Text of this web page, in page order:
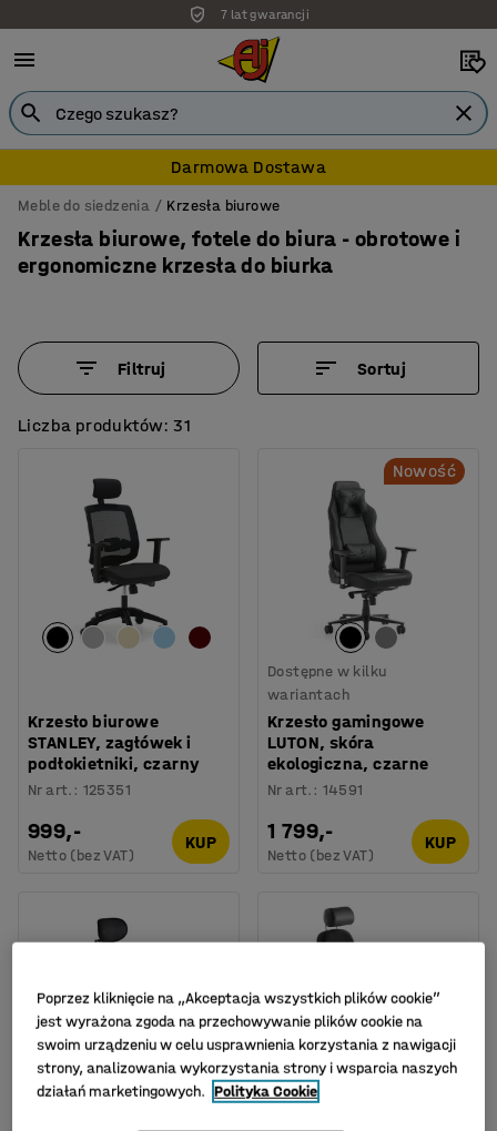
7 lat gwarancji
Darmowa Dostawa
Meble do siedzenia Krzesła biurowe
Krzesła biurowe, fotele do biura - obrotowe i
ergonomiczne krzesła do biurka
Filtruj Sortuj
Liczba produktów: 31
Krzesło biurowe
STANLEY, zagłówek i
podłokietniki, czarny
Nr art. : 125351
999,-
Netto (bez VAT)
KUP
Nowość
Dostępne w kilku
wariantach
Krzesło gamingowe
LUTON, skóra
ekologiczna, czarne
Nr art. : 14591
1 799,-
Netto (bez VAT)
KUP
Poprzez kliknięcie na „Akceptacja wszystkich plików cookie”
jest wyrażona zgoda na przechowywanie plików cookie na
swoim urządzeniu w celu usprawnienia korzystania z nawigacji
strony, analizowania wykorzystania strony i wsparcia naszych
działań marketingowych. Polityka Cookie